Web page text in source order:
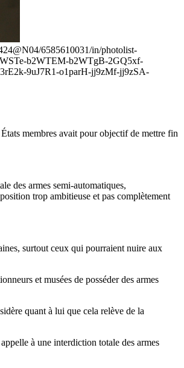
6585610031/in/photolist-
b2WTEM-b2WTgB-2GQ5xf-
9uJ7R1-o1parH-jj9zMf-jj9zSA-
membres avait pour objectif de mettre fin
des armes semi-automatiques,
trop ambitieuse et pas complètement
surtout ceux qui pourraient nuire aux
et musées de posséder des armes
quant à lui que cela relève de la
à une interdiction totale des armes